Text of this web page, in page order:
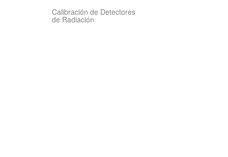
Calibración de Detectores
de Radiación